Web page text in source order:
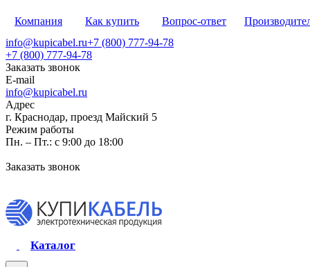
Компания Как купить Вопрос-ответ
info@kupicabel.ru+7 (800) 777-94-78
+7 (800) 777-94-78
Заказать звонок
E-mail
info@kupicabel.ru
Адрес
г. Краснодар, проезд Майский 5
Режим работы
Пн. – Пт.: с 9:00 до 18:00
Заказать звонок
Каталог